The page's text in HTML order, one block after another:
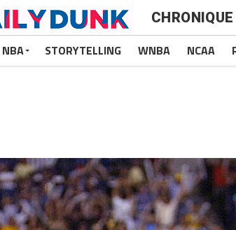
STORYTELLING WNBA NCAA